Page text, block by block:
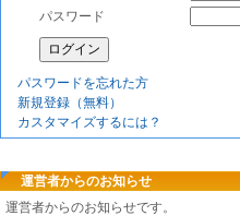
パスワード
パスワードを忘れた方
新規登録（無料）
カスタマイズするには？
運営者からのお知らせ
運営者からのお知らせです。